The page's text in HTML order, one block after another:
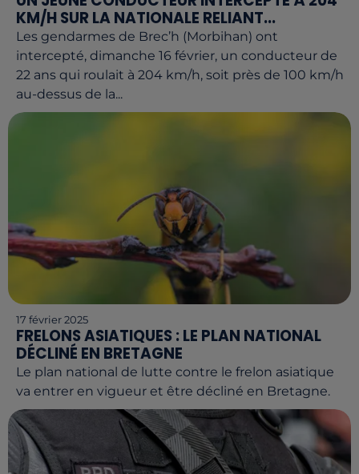
KM/H SUR LA NATIONALE RELIANT...
Les gendarmes de Brec’h (Morbihan) ont
intercepté, dimanche 16 février, un conducteur de
22 ans qui roulait à 204 km/h, soit près de 100 km/h
au-dessus de la...
17 février 2025
FRELONS ASIATIQUES : LE PLAN NATIONAL
DÉCLINÉ EN BRETAGNE
Le plan national de lutte contre le frelon asiatique
va entrer en vigueur et être décliné en Bretagne.